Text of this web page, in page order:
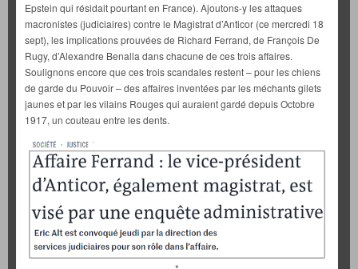
Epstein qui résidait pourtant en France). Ajoutons-y les attaques
macronistes (judiciaires) contre le Magistrat d’Anticor (ce mercredi 18
sept), les implications prouvées de Richard Ferrand, de François De
Rugy, d’Alexandre Benalla dans chacune de ces trois affaires.
Soulignons encore que ces trois scandales restent – pour les chiens
de garde du Pouvoir – des affaires inventées par les méchants gilets
jaunes et par les vilains Rouges qui auraient gardé depuis Octobre
1917, un couteau entre les dents.